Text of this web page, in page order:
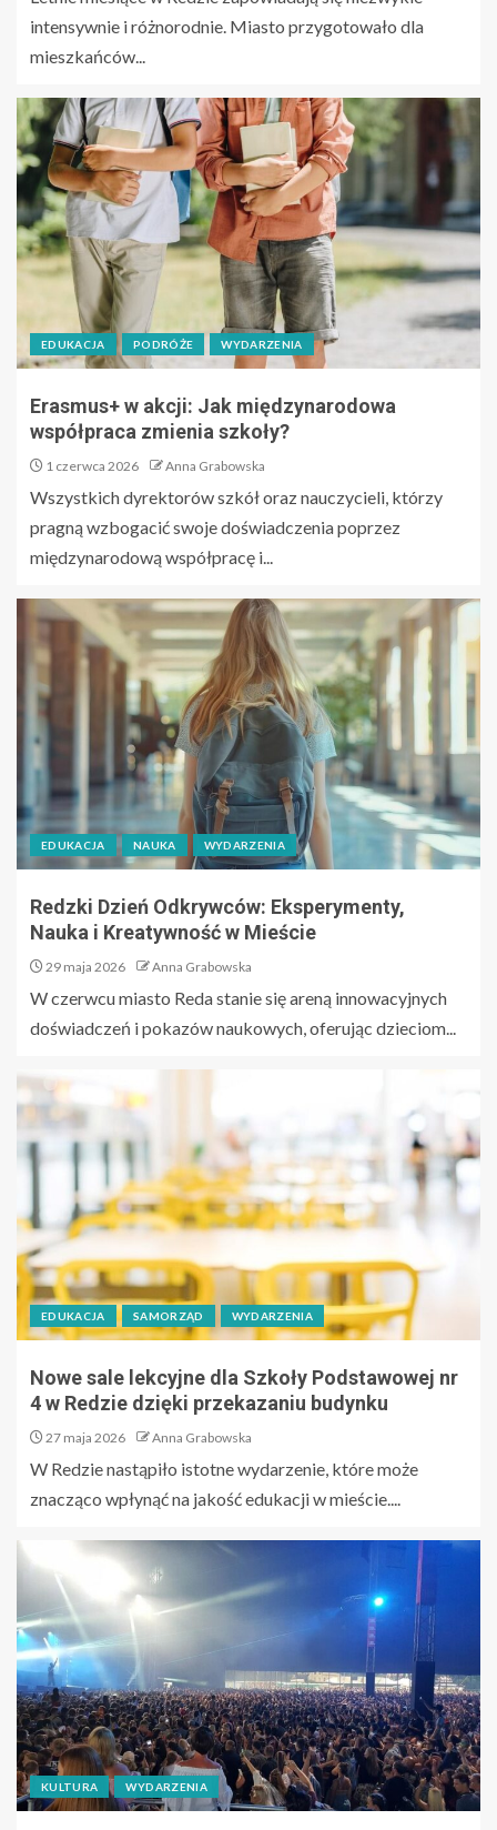
intensywnie i różnorodnie. Miasto przygotowało dla
mieszkańców...
EDUKACJA PODRÓŻE WYDARZENIA
Erasmus+ w akcji: Jak międzynarodowa
współpraca zmienia szkoły?
1 czerwca 2026 Anna Grabowska
Wszystkich dyrektorów szkół oraz nauczycieli, którzy
pragną wzbogacić swoje doświadczenia poprzez
międzynarodową współpracę i...
EDUKACJA NAUKA WYDARZENIA
Redzki Dzień Odkrywców: Eksperymenty,
Nauka i Kreatywność w Mieście
29 maja 2026 Anna Grabowska
W czerwcu miasto Reda stanie się areną innowacyjnych
doświadczeń i pokazów naukowych, oferując dzieciom...
EDUKACJA SAMORZĄD WYDARZENIA
Nowe sale lekcyjne dla Szkoły Podstawowej nr
4 w Redzie dzięki przekazaniu budynku
27 maja 2026 Anna Grabowska
W Redzie nastąpiło istotne wydarzenie, które może
znacząco wpłynąć na jakość edukacji w mieście....
KULTURA WYDARZENIA